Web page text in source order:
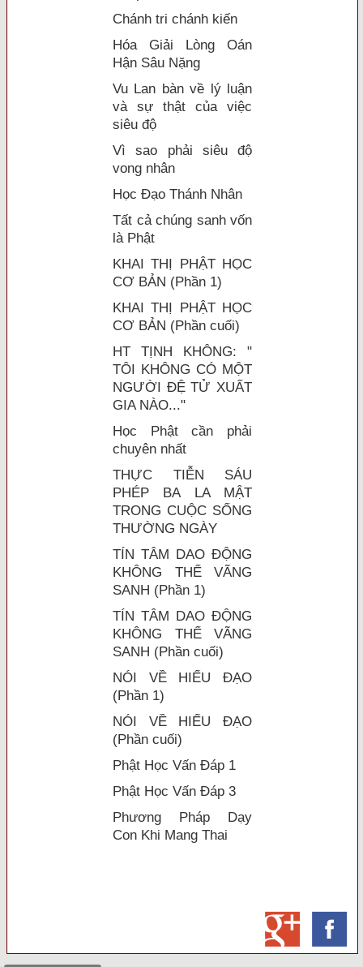
Chánh tri chánh kiến
Hóa Giải Lòng Oán
Hận Sâu Nặng
Vu Lan bàn về lý luận
và sự thật của việc
siêu độ
Vì sao phải siêu độ
vong nhân
Học Đạo Thánh Nhân
Tất cả chúng sanh vốn
là Phật
KHAI THỊ PHẬT HỌC
CƠ BẢN (Phần 1)
KHAI THỊ PHẬT HỌC
CƠ BẢN (Phần cuối)
HT TỊNH KHÔNG: "
TÔI KHÔNG CÓ MỘT
NGƯỜI ĐỆ TỬ XUẤT
GIA NÀO..."
Học Phật cần phải
chuyên nhất
THỰC TIỄN SÁU
PHÉP BA LA MẬT
TRONG CUỘC SỐNG
THƯỜNG NGÀY
TÍN TÂM DAO ĐỘNG
KHÔNG THỂ VÃNG
SANH (Phần 1)
TÍN TÂM DAO ĐỘNG
KHÔNG THỂ VÃNG
SANH (Phần cuối)
NÓI VỀ HIẾU ĐẠO
(Phần 1)
NÓI VỀ HIẾU ĐẠO
(Phần cuối)
Phật Học Vấn Đáp 1
Phật Học Vấn Đáp 3
Phương Pháp Dạy
Con Khi Mang Thai